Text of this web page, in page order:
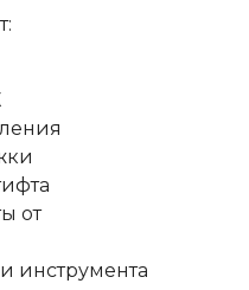
от
инструмента